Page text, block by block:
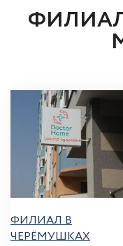
ФИЛИАЛ В
ЧЕРЁМУШКАХ